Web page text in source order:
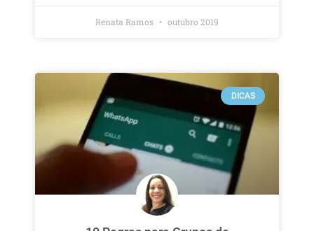
Renata Ramos outubro 2019
DICAS